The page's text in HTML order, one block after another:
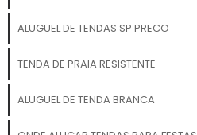
ALUGUEL DE TENDAS SP PRECO
TENDA DE PRAIA RESISTENTE
ALUGUEL DE TENDA BRANCA